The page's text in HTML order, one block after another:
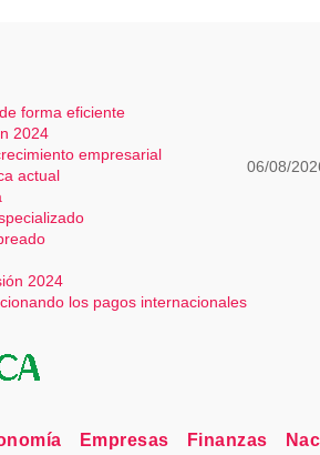
forma eficiente
2024
empresarial
actual
2024
los pagos internacionales
06/08/
Empresas Finanzas